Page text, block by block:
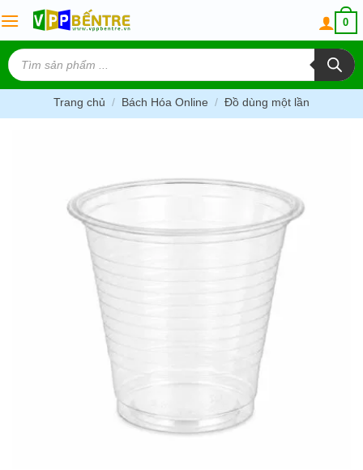
to
content
0
Tìm
kiếm
sản
phẩm
Trang chủ / Bách Hóa Online / Đồ dùng một lần